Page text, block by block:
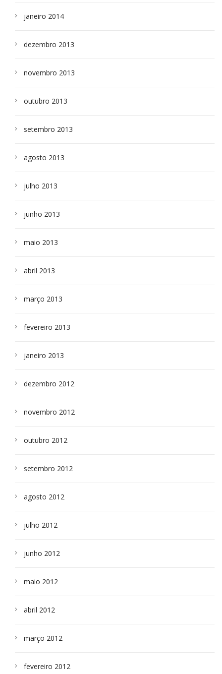
janeiro 2014
dezembro 2013
novembro 2013
outubro 2013
setembro 2013
agosto 2013
julho 2013
junho 2013
maio 2013
abril 2013
março 2013
fevereiro 2013
janeiro 2013
dezembro 2012
novembro 2012
outubro 2012
setembro 2012
agosto 2012
julho 2012
junho 2012
maio 2012
abril 2012
março 2012
fevereiro 2012